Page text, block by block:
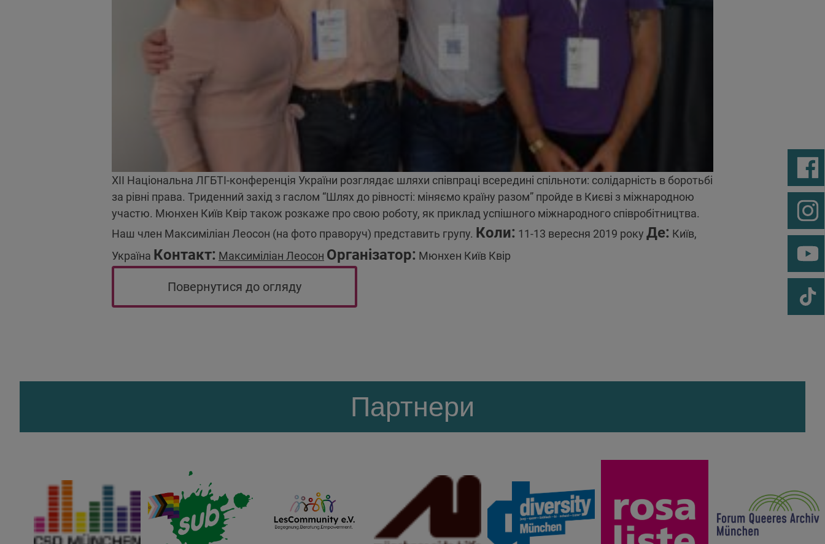
XII Національна ЛГБТІ-конференція України розглядає шляхи співпраці всередині спільноти: солідарність в боротьбі
за рівні права. Триденний захід з гаслом “Шлях до рівності: міняємо країну разом” пройде в Києві з міжнародною
участю. Мюнхен Київ Квір також розкаже про свою роботу, як приклад успішного міжнародного співробітництва.
Наш член Максиміліан Леосон (на фото праворуч) представить групу. Коли: 11-13 вересня 2019 року Де: Київ,
Україна Контакт: Максиміліан Леосон Організатор: Мюнхен Київ Квір
Повернутися до огляду
Партнери